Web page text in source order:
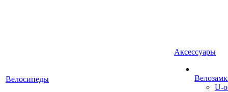
Велосипеды
Аксессуары
U-